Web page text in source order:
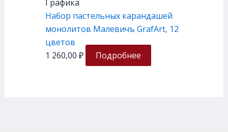
Графика
Набор пастельных карандашей
монолитов Малевичъ GrafArt, 12
цветов
1 260,00 ₽ Подробнее